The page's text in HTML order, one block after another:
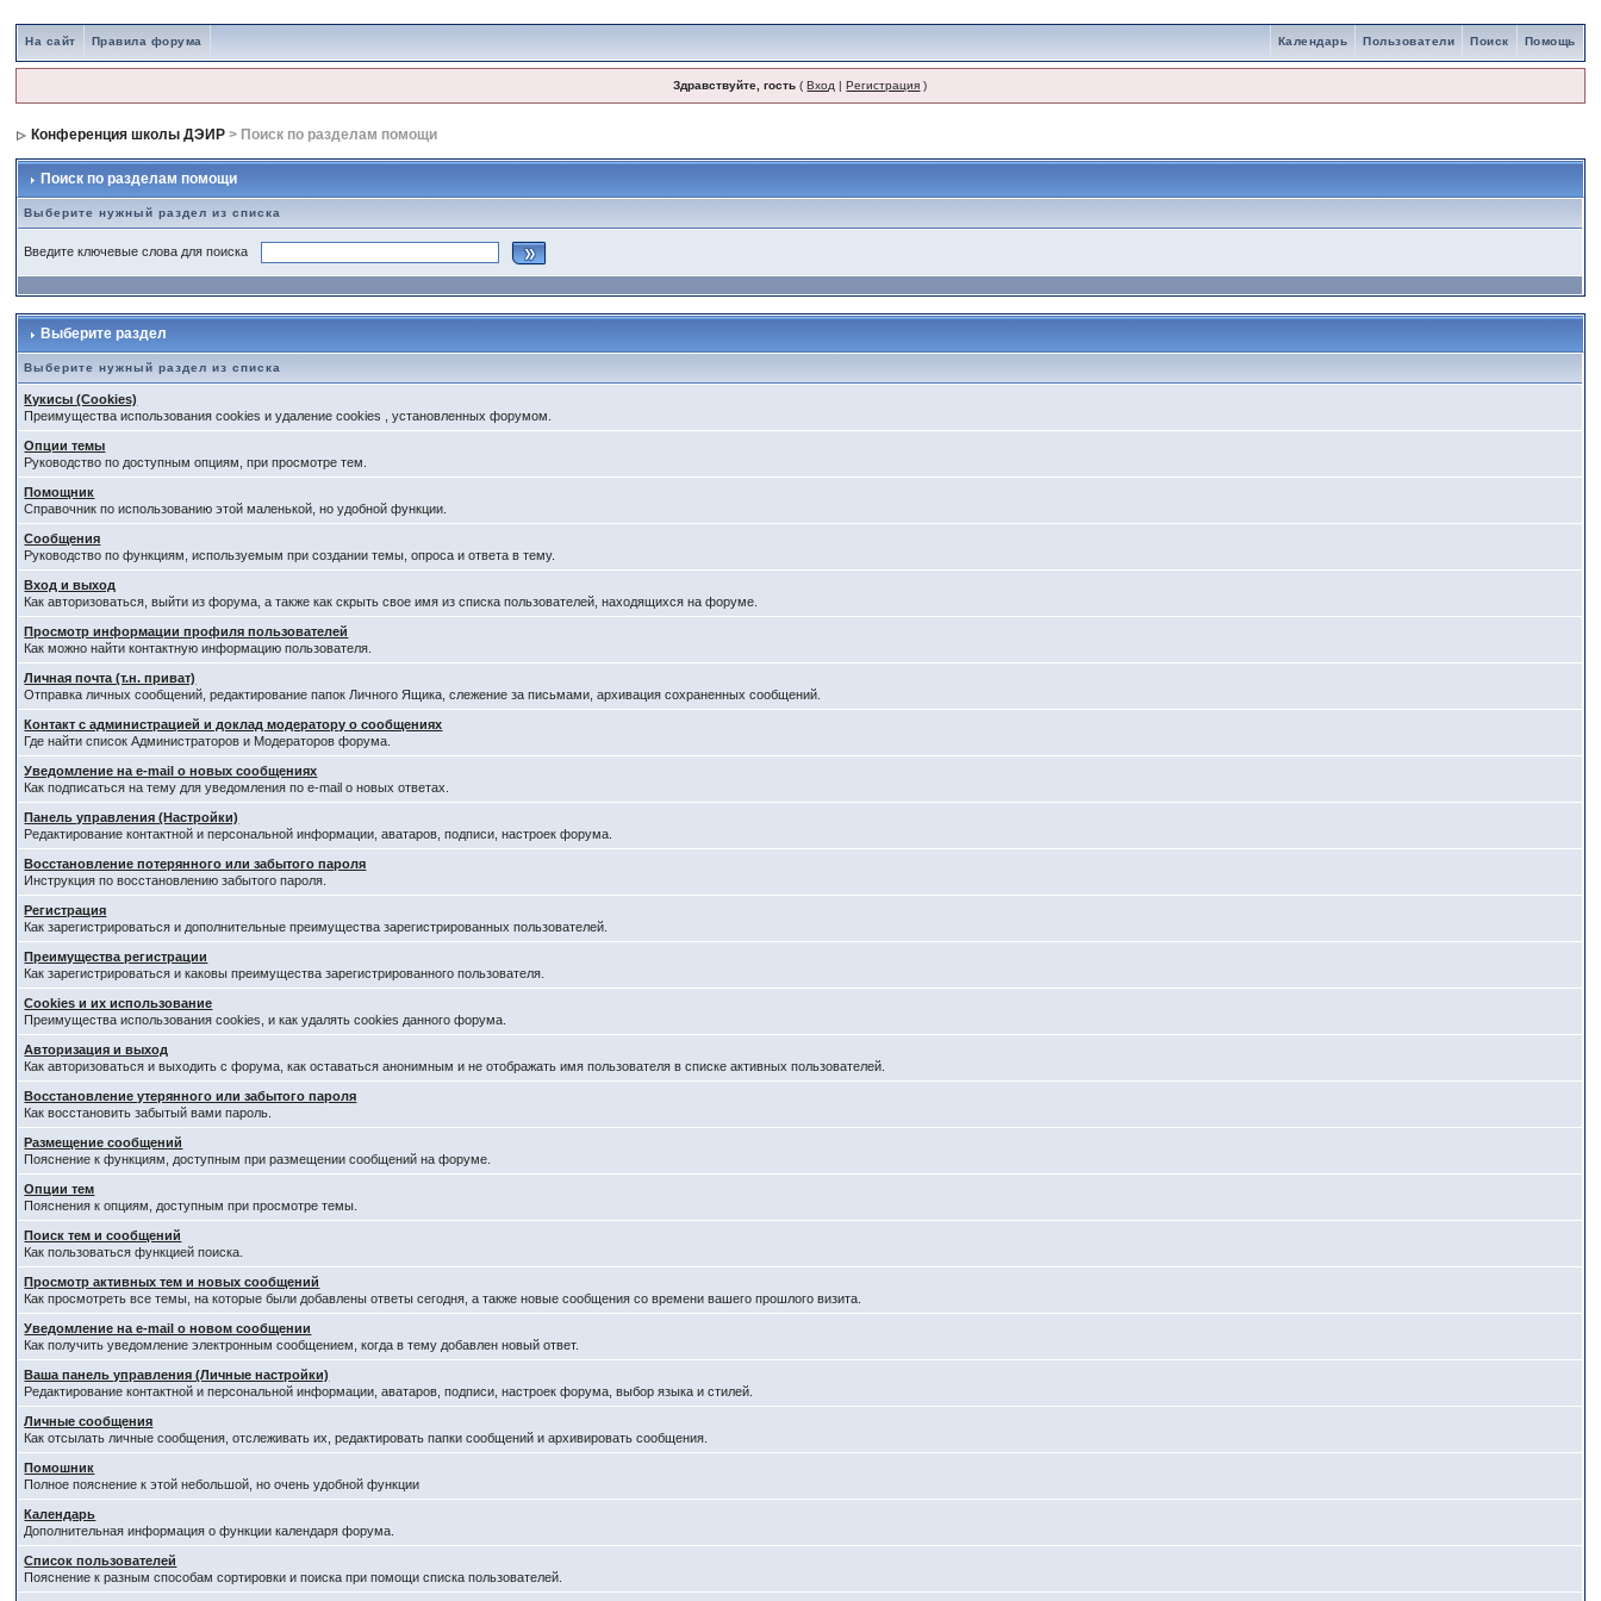
На сайт Правила форума Помощь
Поиск
Пользователи
Календарь
Здравствуйте, гость (Вход |Регистрация )
Конференция школы ДЭИР > Поиск по разделам помощи
Поиск по разделам помощи
Выберите нужный раздел из списка
Введите ключевые слова для поиска
Выберите раздел
Выберите нужный раздел из списка
Кукисы (Cookies)
Преимущества использования cookies и удаление cookies , установленных форумом.
Опции темы
Руководство по доступным опциям, при просмотре тем.
Помощник
Справочник по использованию этой маленькой, но удобной функции.
Сообщения
Руководство по функциям, используемым при создании темы, опроса и ответа в тему.
Вход и выход
Как авторизоваться, выйти из форума, а также как скрыть свое имя из списка пользователей, находящихся на форуме.
Просмотр информации профиля пользователей
Как можно найти контактную информацию пользователя.
Личная почта (т.н. приват)
Отправка личных сообщений, редактирование папок Личного Ящика, слежение за письмами, архивация сохраненных сообщений.
Контакт с администрацией и доклад модератору о сообщениях
Где найти список Администраторов и Модераторов форума.
Уведомление на e-mail о новых сообщениях
Как подписаться на тему для уведомления по e-mail о новых ответах.
Панель управления (Настройки)
Редактирование контактной и персональной информации, аватаров, подписи, настроек форума.
Восстановление потерянного или забытого пароля
Инструкция по восстановлению забытого пароля.
Регистрация
Как зарегистрироваться и дополнительные преимущества зарегистрированных пользователей.
Преимущества регистрации
Как зарегистрироваться и каковы преимущества зарегистрированного пользователя.
Cookies и их использование
Преимущества использования cookies, и как удалять cookies данного форума.
Авторизация и выход
Как авторизоваться и выходить с форума, как оставаться анонимным и не отображать имя пользователя в списке активных пользователей.
Восстановление утерянного или забытого пароля
Как восстановить забытый вами пароль.
Размещение сообщений
Пояснение к функциям, доступным при размещении сообщений на форуме.
Опции тем
Пояснения к опциям, доступным при просмотре темы.
Поиск тем и сообщений
Как пользоваться функцией поиска.
Просмотр активных тем и новых сообщений
Как просмотреть все темы, на которые были добавлены ответы сегодня, а также новые сообщения со времени вашего прошлого визита.
Уведомление на е-mail о новом сообщении
Как получить уведомление электронным сообщением, когда в тему добавлен новый ответ.
Ваша панель управления (Личные настройки)
Редактирование контактной и персональной информации, аватаров, подписи, настроек форума, выбор языка и стилей.
Личные сообщения
Как отсылать личные сообщения, отслеживать их, редактировать папки сообщений и архивировать сообщения.
Помошник
Полное пояснение к этой небольшой, но очень удобной функции
Календарь
Дополнительная информация о функции календаря форума.
Список пользователей
Пояснение к разным способам сортировки и поиска при помощи списка пользователей.